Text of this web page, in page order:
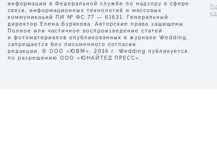
информации в Федеральной службе по надзору в сфере
связи, информационных технологий и массовых
коммуникаций ПИ № ФС 77 — 61631. Генеральный
директор Елена Бурякова. Авторские права защищены.
Полное или частичное воспроизведение статей
и фотоматериалов опубликованных в журнале Wedding,
запрещается без письменного согласия
редакции. © ООО «ЮВМ», 2016 г. Wedding публикуется
по разрешению ООО «ЮНАЙТЕД ПРЕСС».